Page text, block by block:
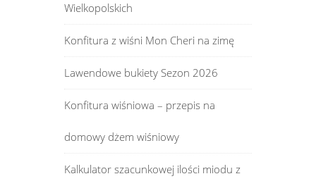
Wielkopolskich
Konfitura z wiśni Mon Cheri na zimę
Lawendowe bukiety Sezon 2026
Konfitura wiśniowa – przepis na
domowy dżem wiśniowy
Kalkulator szacunkowej ilości miodu z